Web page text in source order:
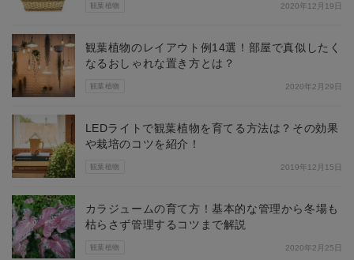
観葉植物 2020年12月19日
観葉植物
観葉植物のレイアウト例14選！部屋で真似したく
なるおしゃれな置き方とは？
2020年2月29日
観葉植物
LEDライトで観葉植物を育てる方法は？その効果
や栽培のコツを紹介！
2019年12月15日
観葉植物
カラジュームの育て方！基本的な管理から冬場も
枯らさず管理するコツまで解説
2020年2月25日